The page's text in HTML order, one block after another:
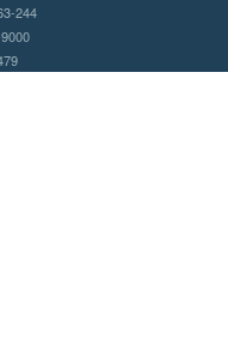
244